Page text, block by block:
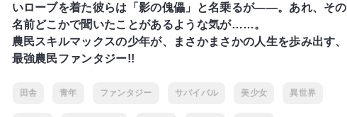
いローブを着た彼らは「影の傀儡」と名乗るが――。あれ、その
名前どこかで聞いたことがあるような気が……。
農民スキルマックスの少年が、まさかまさかの人生を歩み出す、
最強農民ファンタジー!!
田舎 青年 ファンタジー サバイバル 美少女 異世界